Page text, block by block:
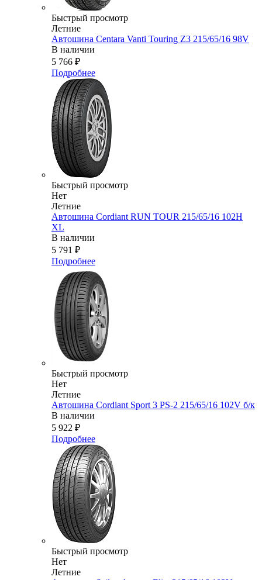
Быстрый просмотр
Летние
Автошина Centara Vanti Touring Z3 215/65/16 98V
В наличии
5 766 ₽
Подробнее
Быстрый просмотр
Нет
Летние
Автошина Cordiant RUN TOUR 215/65/16 102H
XL
В наличии
5 791 ₽
Подробнее
Быстрый просмотр
Нет
Летние
Автошина Cordiant Sport 3 PS-2 215/65/16 102V б/к
В наличии
5 922 ₽
Подробнее
Быстрый просмотр
Нет
Летние